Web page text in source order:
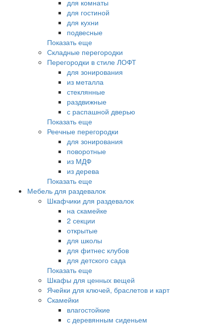
для комнаты
для гостиной
для кухни
подвесные
Показать еще
Складные перегородки
Перегородки в стиле ЛОФТ
для зонирования
из металла
стеклянные
раздвижные
с распашной дверью
Показать еще
Реечные перегородки
для зонирования
поворотные
из МДФ
из дерева
Показать еще
Мебель для раздевалок
Шкафчики для раздевалок
на скамейке
2 секции
открытые
для школы
для фитнес клубов
для детского сада
Показать еще
Шкафы для ценных вещей
Ячейки для ключей, браслетов и карт
Скамейки
влагостойкие
с деревянным сиденьем